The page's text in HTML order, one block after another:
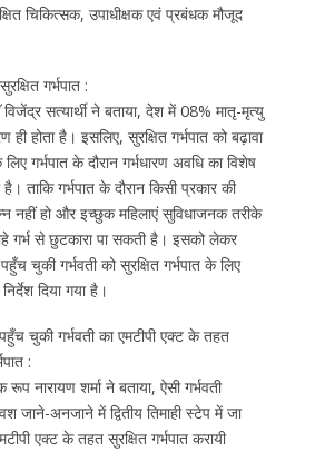
चिकित्सक, उपाधीक्षक एवं प्रबंधक मौजूद
गर्भपात :
सत्यार्थी ने बताया, देश में 08% मातृ-मृत्यु
ही होता है। इसलिए, सुरक्षित गर्भपात को बढ़ावा
गर्भपात के दौरान गर्भधारण अवधि का विशेष
ताकि गर्भपात के दौरान किसी प्रकार की
नहीं हो और इच्छुक महिलाएं सुविधाजनक तरीके
गर्भ से छुटकारा पा सकती है। इसको लेकर
चुकी गर्भवती को सुरक्षित गर्भपात के लिए
दिया गया है।
पहुँच चुकी गर्भवती का एमटीपी एक्ट के तहत
:
नारायण शर्मा ने बताया, ऐसी गर्भवती
जाने-अनजाने में द्वितीय तिमाही स्टेप में जा
एक्ट के तहत सुरक्षित गर्भपात करायी